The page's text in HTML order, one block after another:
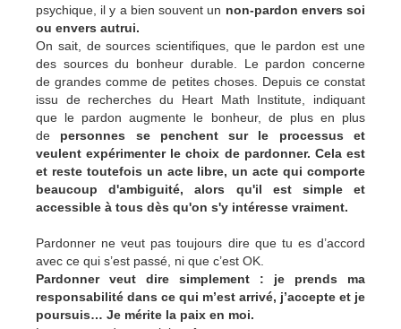
psychique, il y a bien souvent un non-pardon envers soi
ou envers autrui.
On sait, de sources scientifiques, que le pardon est une
des sources du bonheur durable. Le pardon concerne
de grandes comme de petites choses. Depuis ce constat
issu de recherches du Heart Math Institute, indiquant
que le pardon augmente le bonheur, de plus en plus
de personnes se penchent sur le processus et
veulent expérimenter le choix de pardonner. Cela est
et reste toutefois un acte libre, un acte qui comporte
beaucoup d'ambiguité, alors qu'il est simple et
accessible à tous dès qu'on s'y intéresse vraiment.
Pardonner ne veut pas toujours dire que tu es d’accord
avec ce qui s’est passé, ni que c’est OK.
Pardonner veut dire simplement : je prends ma
responsabilité dans ce qui m’est arrivé, j’accepte et je
poursuis… Je mérite la paix en moi.